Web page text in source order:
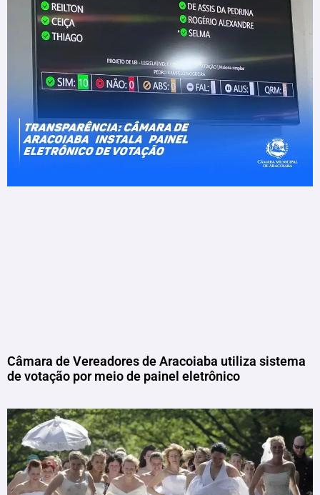
Câmara de Vereadores de Aracoiaba utiliza sistema
de votação por meio de painel eletrônico